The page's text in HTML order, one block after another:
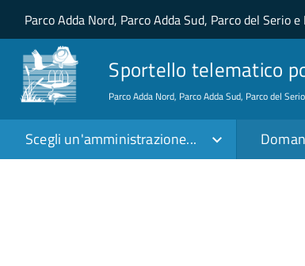
Salta al contenuto principale
Skip to site navigation
Parco Adda Nord, Parco Adda Sud, Parco del Serio
Sportello telematico
Parco Adda Nord, Parco Adda Sud, Parco del
Scegli un'amministrazione...